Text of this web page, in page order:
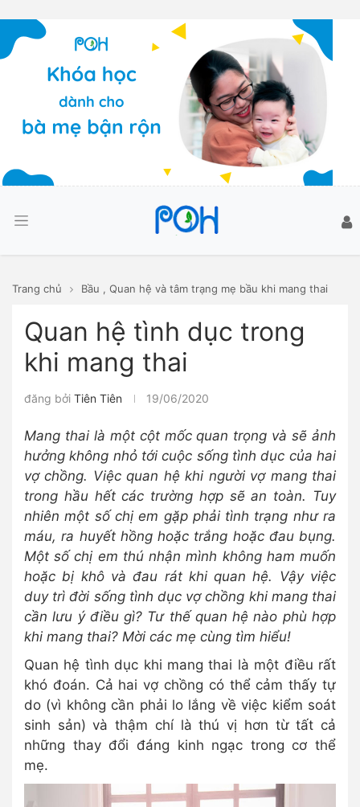
Trang chủ Bầu , Quan hệ và tâm trạng mẹ bầu khi mang thai
Quan hệ tình dục trong
khi mang thai
đăng bởi Tiên Tiên 19/06/2020
Mang thai là một cột mốc quan trọng và sẽ ảnh
hưởng không nhỏ tới cuộc sống tình dục của hai
vợ chồng. Việc quan hệ khi người vợ mang thai
trong hầu hết các trường hợp sẽ an toàn. Tuy
nhiên một số chị em gặp phải tình trạng như ra
máu, ra huyết hồng hoặc trắng hoặc đau bụng.
Một số chị em thú nhận mình không ham muốn
hoặc bị khô và đau rát khi quan hệ. Vậy việc
duy trì đời sống tình dục vợ chồng khi mang thai
cần lưu ý điều gì? Tư thế quan hệ nào phù hợp
khi mang thai? Mời các mẹ cùng tìm hiểu!
Quan hệ tình dục khi mang thai là một điều rất
khó đoán. Cả hai vợ chồng có thể cảm thấy tự
do (vì không cần phải lo lắng về việc kiểm soát
sinh sản) và thậm chí là thú vị hơn từ tất cả
những thay đổi đáng kinh ngạc trong cơ thể
mẹ.